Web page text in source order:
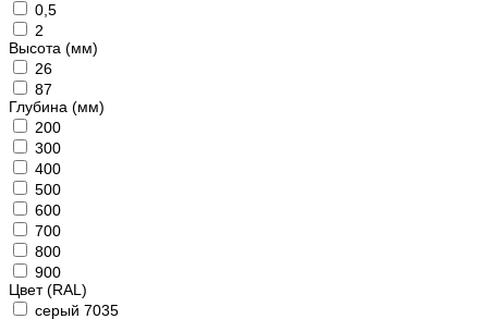
0,5
2
Высота (мм)
26
87
Глубина (мм)
200
300
400
500
600
700
800
900
Цвет (RAL)
серый 7035